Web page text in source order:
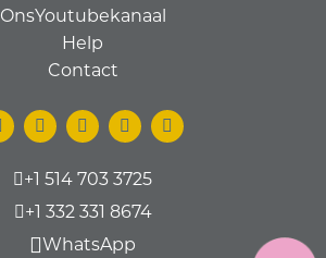
OnsYoutubekanaal
Help
Contact
+1 514 703 3725
+1 332 331 8674
WhatsApp